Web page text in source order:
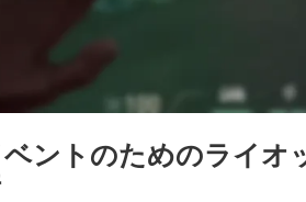
ントのためのライオ